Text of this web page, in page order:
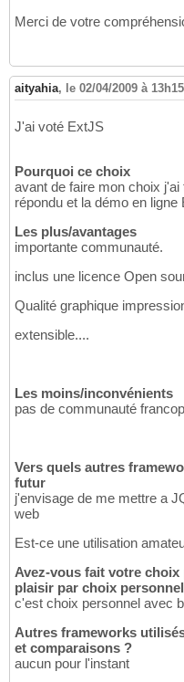
Merci de votre
aityahia, le 02/04/2009 à 13h15
J'ai voté ExtJS
Pourquoi ce choix
avant de faire mon choix
répondu et la démo en
Les plus/avantages
importante communauté.
inclus une licence Open
Qualité graphique
extensible....
Les moins/inconvénients
pas de communauté
Vers quels autres
futur
j'envisage de me mettre a
web
Est-ce une utilisation
Avez-vous fait votre
plaisir par choix personnel
c'est choix personnel avec
Autres frameworks
et comparaisons ?
aucun pour l'instant